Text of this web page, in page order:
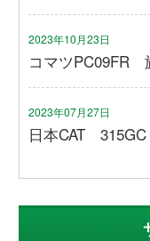
2023年10月23日
コマツPC09FR
2023年07月27日
日本CAT